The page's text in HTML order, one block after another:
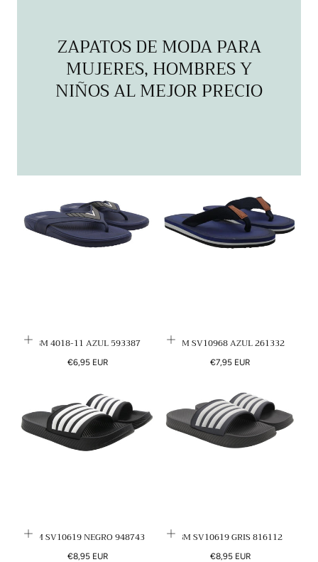
ZAPATOS DE MODA PARA
MUJERES, HOMBRES Y
NIÑOS AL MEJOR PRECIO
BM 4018-11 AZUL 593387
Precio
€6,95 EUR
BM SV10968 AZUL 261332
Precio
€7,95 EUR
BM SV10619 NEGRO 948743
Precio
€8,95 EUR
BM SV10619 GRIS 816112
Precio
€8,95 EUR